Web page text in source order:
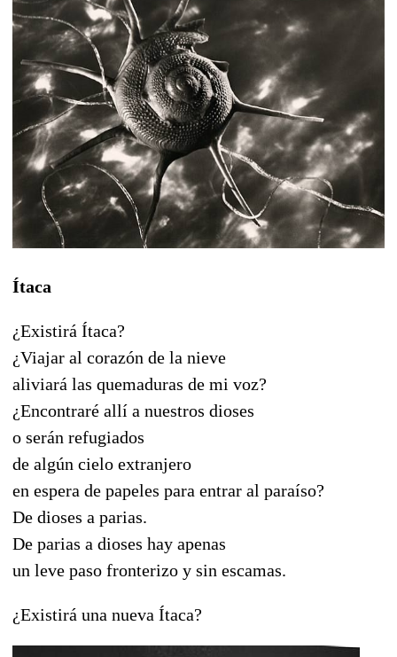
Ítaca
¿Existirá Ítaca?
¿Viajar al corazón de la nieve
aliviará las quemaduras de mi voz?
¿Encontraré allí a nuestros dioses
o serán refugiados
de algún cielo extranjero
en espera de papeles para entrar al paraíso?
De dioses a parias.
De parias a dioses hay apenas
un leve paso fronterizo y sin escamas.
¿Existirá una nueva Ítaca?